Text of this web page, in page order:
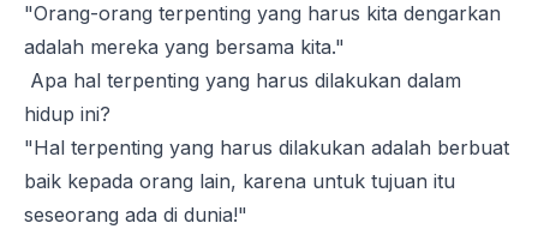
"Orang-orang terpenting yang harus kita dengarkan
adalah mereka yang bersama kita."
Apa hal terpenting yang harus dilakukan dalam
hidup ini?
"Hal terpenting yang harus dilakukan adalah berbuat
baik kepada orang lain, karena untuk tujuan itu
seseorang ada di dunia!"